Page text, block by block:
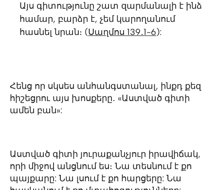
Այս գիտությունը շատ զարմանալի է ինձ
համար, բարձր է, չեմ կարողանում
հասնել նրան։ (Սաղմոս 139․1-6):
Հենց որ սկսես անհանգստանալ, ինքդ քեզ
հիշեցրու այս խոսքերը․ «Աստված գիտի
ամեն բան»:
Աստված գիտի յուրաքանչյուր իրավիճակ,
որի միջով անցնում ես։ Նա տեսնում է քո
պայքարը: Նա լսում է քո հարցերը: Նա